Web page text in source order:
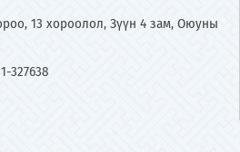
13 хороолол, Зүүн 4 зам, Оюуны
327638